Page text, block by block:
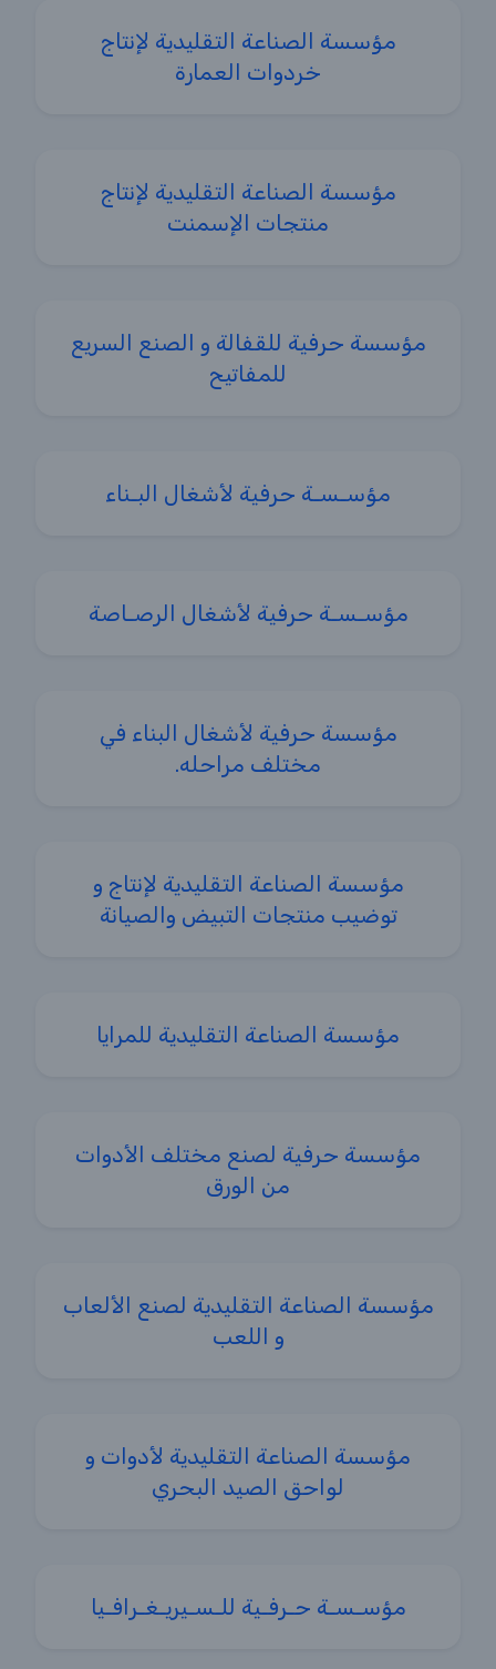
مؤسسة الصناعة التقليدية لإنتاج
خردوات العمارة
مؤسسة الصناعة التقليدية لإنتاج
منتجات الإسمنت
مؤسسة حرفية للقفالة و الصنع السريع
للمفاتيح
مؤسـسـة حرفية لأشغال البـناء
مؤسـسـة حرفية لأشغال الرصـاصة
مؤسسة حرفية لأشغال البناء في
مختلف مراحله.
مؤسسة الصناعة التقليدية لإنتاج و
توضيب منتجات التبيض والصيانة
مؤسسة الصناعة التقليدية للمرايا
مؤسسة حرفية لصنع مختلف الأدوات
من الورق
مؤسسة الصناعة التقليدية لصنع الألعاب
و اللعب
مؤسسة الصناعة التقليدية لأدوات و
لواحق الصيد البحري
مؤسـسـة حـرفـية للـسـيريـغـرافـيا